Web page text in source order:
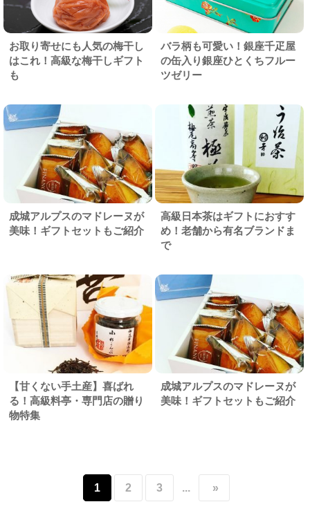
お取り寄せにも人気の梅干し
はこれ！高級な梅干しギフト
も
バラ柄も可愛い！銀座千疋屋
の缶入り銀座ひとくちフルー
ツゼリー
成城アルプスのマドレーヌが
美味！ギフトセットもご紹介
高級日本茶はギフトにおすす
め！老舗から有名ブランドま
で
【甘くない手土産】喜ばれ
る！高級料亭・専門店の贈り
物特集
成城アルプスのマドレーヌが
美味！ギフトセットもご紹介
1 2 3 ... »